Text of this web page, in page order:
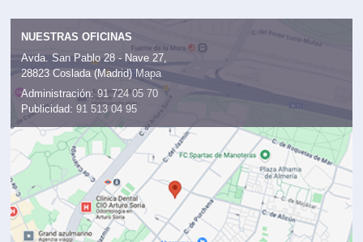
NUESTRAS OFICINAS
Avda. San Pablo 28 - Nave 27,
28823 Coslada (Madrid) Mapa
Administración: 91 724 05 70
Publicidad: 91 513 04 95